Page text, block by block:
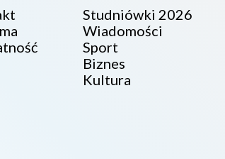
Studniówki 2026
Wiadomości
Sport
Biznes
Kultura